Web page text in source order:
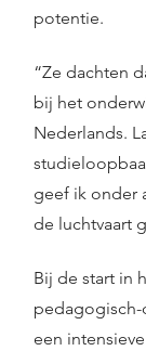
potentie.
“Ze dachten
bij het
Nederlands.
geef ik onder
de luchtvaart
Bij de start in
pedagogisch-
een